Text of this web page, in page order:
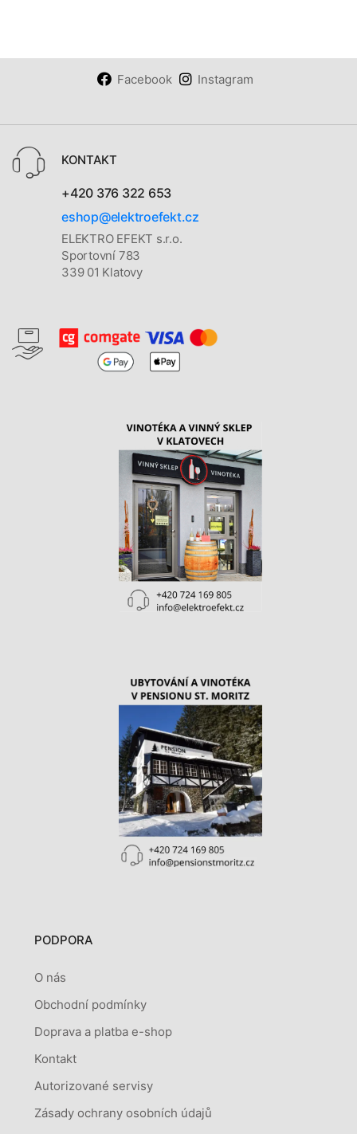
Facebook Instagram
KONTAKT
+420 376 322 653
eshop@elektroefekt.cz
ELEKTRO EFEKT s.r.o.
Sportovní 783
339 01 Klatovy
PODPORA
O nás
Obchodní podmínky
Doprava a platba e-shop
Kontakt
Autorizované servisy
Zásady ochrany osobních údajů